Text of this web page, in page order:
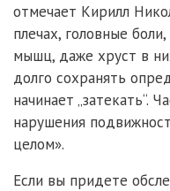
отмечает Кирилл
плечах, головные
мышц, даже хруст в
долго сохранять
начинает „затекать“.
нарушения
целом».
Если вы придете